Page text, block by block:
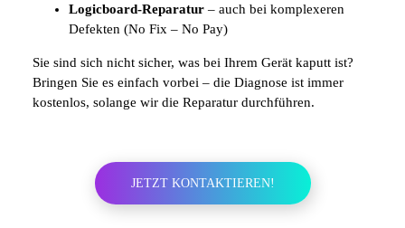
Logicboard-Reparatur– auch bei komplexeren
Defekten (No Fix – No Pay)
Sie sind sich nicht sicher, was bei Ihrem Gerät kaputt ist?
Bringen Sie es einfach vorbei – die Diagnose ist immer
kostenlos, solange wir die Reparatur durchführen.
JETZT KONTAKTIEREN!